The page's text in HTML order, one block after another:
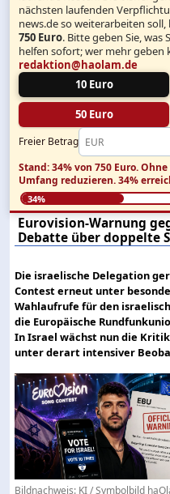
nächsten laufenden
news.de so weiterarbeiten
750 Euro. Bitte geben Sie, was
helfen sofort; wer mehr geben
redaktion@haolam.de
10 Euro
50 Euro
Freier Betrag
Stand: 34% von 750 Euro.
Umfang reduzieren.34%
34%
Eurovision-Warnung
Debatte über doppelte
Die israelische Delegation
Contest erneut unter
Wahlaufrufe für den
die Europäische
In Israel wächst nun die
unter derart intensiver
Bildnachweis: KI / Symbolbild